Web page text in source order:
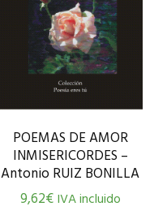
POEMAS DE AMOR
INMISERICORDES –
Antonio RUIZ BONILLA
9,62€ IVA incluido